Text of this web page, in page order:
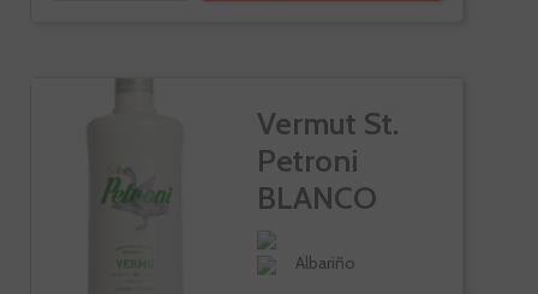
Vermut St.
Petroni
BLANCO
Albariño